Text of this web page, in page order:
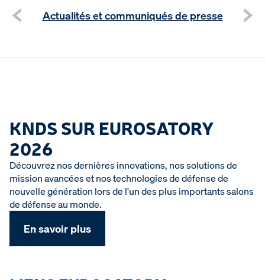
Actualités et communiqués de presse
KNDS SUR EUROSATORY
2026
Découvrez nos dernières innovations, nos solutions de
mission avancées et nos technologies de défense de
nouvelle génération lors de l'un des plus importants salons
de défense au monde.
En savoir plus